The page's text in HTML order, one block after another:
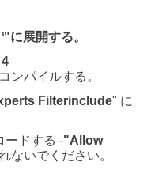
に展開する。
ンパイルする。
Filterinclude" に
ードする -"Allow
ないでください。